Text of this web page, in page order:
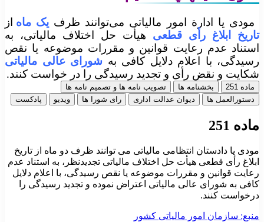
مودی یا ادارة امور مالیاتی می‌توانند ظرف یک ماه ‌از
تاریخ ابلاغ رأی قطعی
هیأت حل اختلاف مالیاتی‌، به
استناد عدم ‌رعایت قوانین و مقررات موضوعه یا نقص
رسیدگی‌، با اعلام دلایل ‌کافی به شورای عالی مالیاتی
شکایت و نقض رأی و تجدید رسیدگی را در خواست کنند.
ماده 251 بخشنامه ها
تصویب نامه ها و تصمیم نامه ها
دستورالعمل ها
دیوان عدالت اداری رای شورا ها ویدیو پادکست
ماده 251
مودی یا دادستان انتظامی مالیاتی می توانند ظرف دو ماه از تاریخ
ابلاغ رأی قطعی هیأت حل اختلاف مالیاتی تجدیدنظر، به استناد عدم
رعایت قوانین و مقررات موضوعه یا نقص رسیدگی، با اعلام دلایل
کافی به شورای عالی مالیاتی اعتراض نموده و تجدید رسیدگی را
درخواست کنند.
منبع: سازمان امور مالیاتی کشور